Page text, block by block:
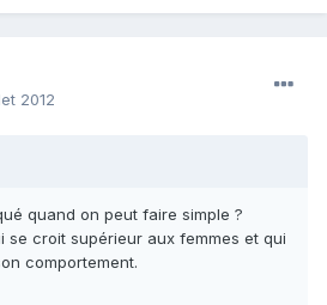
2012
quand on peut faire simple ?
se croit supérieur aux femmes et qui
comportement.